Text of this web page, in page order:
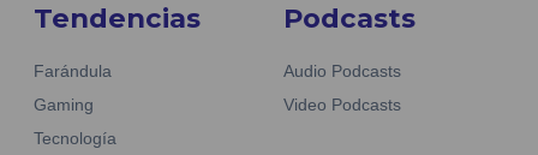
Tendencias
Farándula
Gaming
Tecnología
Podcasts
Audio Podcasts
Video Podcasts